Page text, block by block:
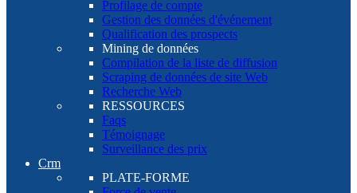
Profilage de compte
Gestion des données d'événement
Qualification des prospects
Mining de données
Compilation de la liste de diffusion
Scraping de données de site Web
Recherche Web
RESSOURCES
Faqs
Témoignage
Surveillance des prix
Crm
PLATE-FORME